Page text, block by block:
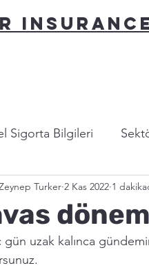
INSURANCE
Sigorta Bilgileri
Bu nasıl sigorta?
Turker 2 Kas 2022 1
gün uzak kalınca